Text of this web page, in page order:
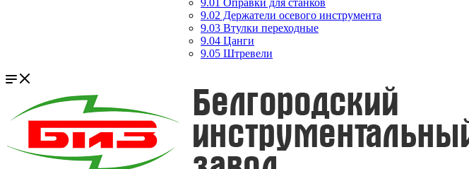
9.01 Оправки для станков
9.02 Держатели осевого инструмента
9.03 Втулки переходные
9.04 Цанги
9.05 Штревели